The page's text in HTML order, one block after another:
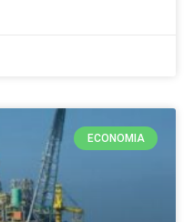
ECONOMIA